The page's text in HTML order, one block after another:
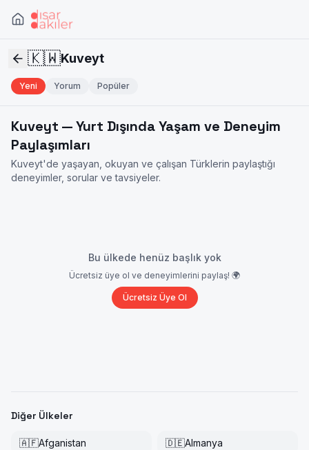
🇰🇼Kuveyt
Yeni Yorum Popüler
Kuveyt — Yurt Dışında Yaşam ve Deneyim
Paylaşımları
Kuveyt'de yaşayan, okuyan ve çalışan Türklerin paylaştığı
deneyimler, sorular ve tavsiyeler.
Bu ülkede henüz başlık yok
Ücretsiz üye ol ve deneyimlerini paylaş! 🌍
Ücretsiz Üye Ol
Diğer Ülkeler
🇦🇫Afganistan 🇩🇪Almanya